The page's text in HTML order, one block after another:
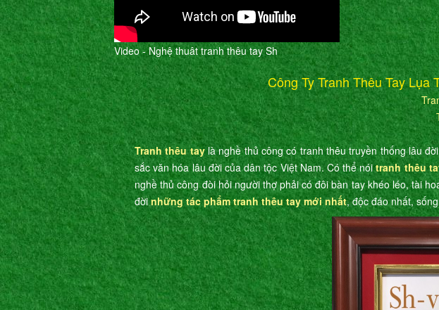
Video - Nghệ thuât tranh thêu tay Sh
Công Ty Tranh Thêu Tay
Tranh thêu taylà nghề thủ công có tranh thêu truyền thống lâu
sắc văn hóa lâu đời của dân tộc Việt Nam. Có thể nóitranh thêu
nghề thủ công đòi hỏi người thợ phải có đôi bàn tay khéo léo, tài
đờinhững tác phẩm tranh thêu tay mới nhất, độc đáo nhất,